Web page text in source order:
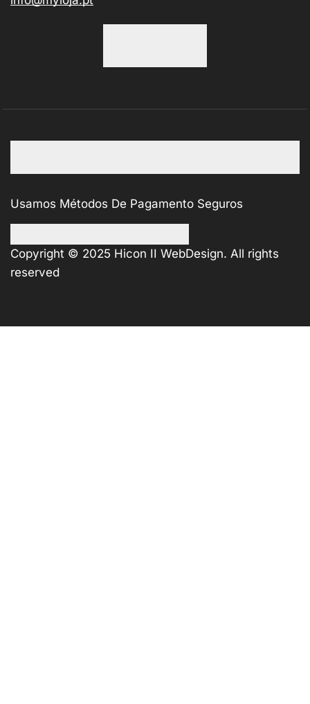
Usamos Métodos De Pagamento Seguros
Copyright © 2025 Hicon II WebDesign. All rights
reserved